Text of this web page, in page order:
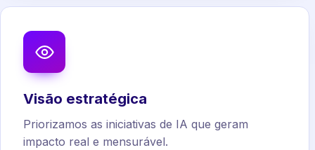
Visão estratégica
Priorizamos as iniciativas de IA que geram
impacto real e mensurável.